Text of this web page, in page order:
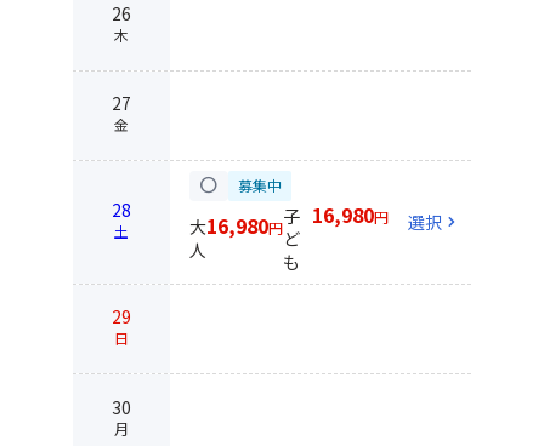
26
木
27
金
28
土
circle 募集中
大
人
16,980円子
ど
も
16,980円 選択 chevron_right
29
日
30
月